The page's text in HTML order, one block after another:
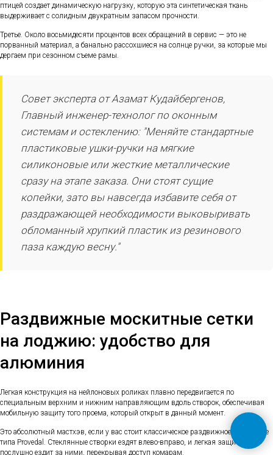
птицей создает динамическую нагрузку, которую эта синтетическая ткань
выдерживает с солидным двукратным запасом прочности.
Третье. Около восьмидесяти процентов всех обращений в сервис — это не
порванный материал, а банально рассохшиеся на солнце ручки, за которые мы
дергаем при сезонном съеме рамы.
Совет эксперта от Азамат Кудайбергенов,
Главный инженер-технолог по оконным
системам и остеклению: "Меняйте стандартные
пластиковые ушки-ручки на мягкие
силиконовые или жесткие металлические
сразу на этапе заказа. Они стоят сущие
копейки, зато вы навсегда избавите себя от
раздражающей необходимости выковыривать
обломанный хрупкий пластик из резинового
паза каждую весну."
Раздвижные москитные сетки
на лоджию: удобство для
алюминия
Легкая конструкция на нейлоновых роликах плавно передвигается по
специальным верхним и нижним направляющим вдоль створок, обеспечивая
мобильную защиту того проема, который открыт в данный момент.
Это абсолютный мастхэв, если у вас стоит классическое раздвижное остекление
типа Provedal. Стеклянные створки ездят влево-вправо, и легкая защита
послушно ездит за ними, перекрывая доступ комарам.